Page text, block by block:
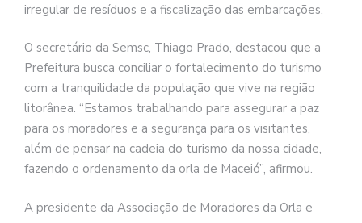
irregular de resíduos e a fiscalização das embarcações.
O secretário da Semsc, Thiago Prado, destacou que a
Prefeitura busca conciliar o fortalecimento do turismo
com a tranquilidade da população que vive na região
litorânea. “Estamos trabalhando para assegurar a paz
para os moradores e a segurança para os visitantes,
além de pensar na cadeia do turismo da nossa cidade,
fazendo o ordenamento da orla de Maceió”, afirmou.
A presidente da Associação de Moradores da Orla e